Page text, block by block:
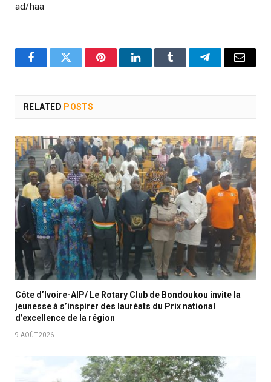
ad/haa
FacebookTwitter PinterestLinkedInTumblr TelegramEmail
RELATED POSTS
Côte d’Ivoire-AIP/ Le Rotary Club de Bondoukou invite la
jeunesse à s’inspirer des lauréats du Prix national
d’excellence de la région
9 AOÛT 2026